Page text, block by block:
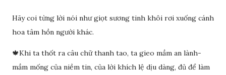
Hãy coi từng lời nói như giọt sương tinh khôi rơi xuống cánh
hoa tâm hồn người khác.
🍁Khi ta thốt ra câu chữ thanh tao, ta gieo mầm an lành-
mầm mống của niềm tin, của lời khích lệ dịu dàng, đủ để làm